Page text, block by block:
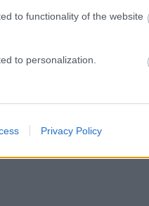
to functionality of the website
to personalization.
to security, including
Privacy Policy